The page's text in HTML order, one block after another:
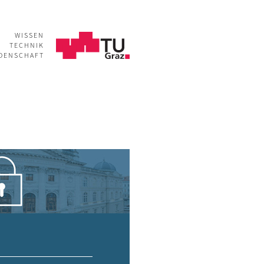
WISSEN
TECHNIK